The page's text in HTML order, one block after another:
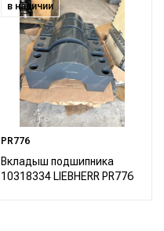
в наличии
PR776
Вкладыш подшипника
10318334 LIEBHERR PR776